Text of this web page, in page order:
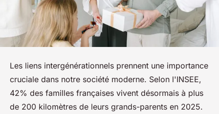
Les liens intergénérationnels prennent une importance
cruciale dans notre société moderne. Selon l'INSEE,
42% des familles françaises vivent désormais à plus
de 200 kilomètres de leurs grands-parents en 2025.